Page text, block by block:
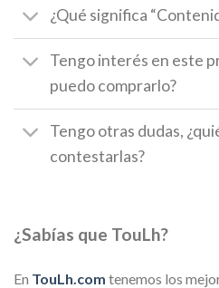
¿Qué significa
Tengo interés en este
puedo comprarlo?
Tengo otras dudas,
contestarlas?
¿Sabías que TouLh?
En TouLh.com tenemos los